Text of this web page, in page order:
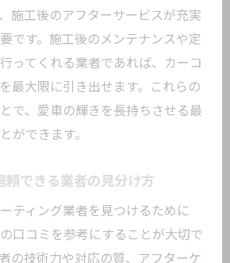
施工後のアフターサービスが充実
です。施工後のメンテナンスや定
ってくれる業者であれば、カーコ
最大限に引き出せます。これらの
で、愛車の輝きを長持ちさせる最
ができます。
頼できる業者の見分け方
ティング業者を見つけるために
口コミを参考にすることが大切で
の技術力や対応の質、アフターケ